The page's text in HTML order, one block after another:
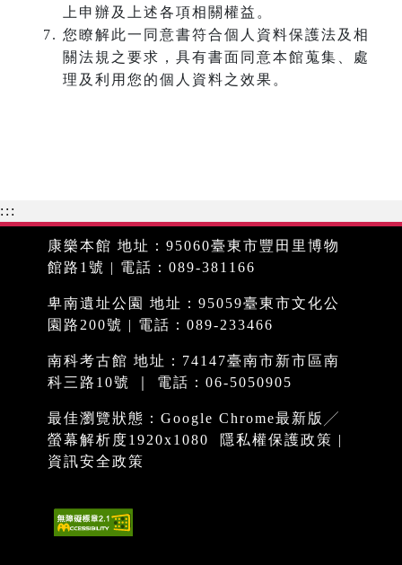
上申辦及上述各項相關權益。
您瞭解此一同意書符合個人資料保護法及相
關法規之要求，具有書面同意本館蒐集、處
理及利用您的個人資料之效果。
:::
康樂本館 地址：95060臺東市豐田里博物
館路1號 | 電話：089-381166
卑南遺址公園 地址：95059臺東市文化公
園路200號 | 電話：089-233466
南科考古館 地址：74147臺南市新市區南
科三路10號 ｜ 電話：06-5050905
最佳瀏覽狀態：Google Chrome最新版╱
螢幕解析度1920x1080
隱私權保護政策 |
資訊安全政策